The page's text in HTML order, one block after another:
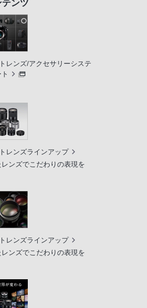
ンツ
レンズ/アクセサリーシステ
レンズラインアップ
ンズでこだわりの表現を
レンズラインアップ
ンズでこだわりの表現を